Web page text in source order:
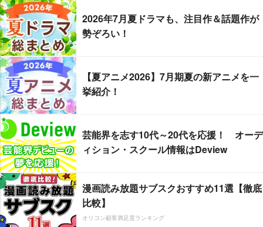
2026年7月夏ドラマも、注目作＆話題作が
勢ぞろい！
【夏アニメ2026】7月期夏の新アニメを一
挙紹介！
芸能界を志す10代～20代を応援！ オーデ
ィション・スクール情報はDeview
漫画読み放題サブスクおすすめ11選【徹底
比較】
オリコン顧客満足度ランキング